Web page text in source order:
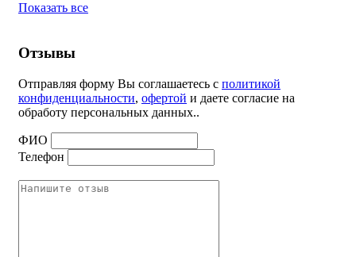
Показать все
Отзывы
Отправляя форму Вы соглашаетесь с политикой
конфиденциальности, офертой и даете согласие на
обработу персональных данных..
ФИО
Телефон